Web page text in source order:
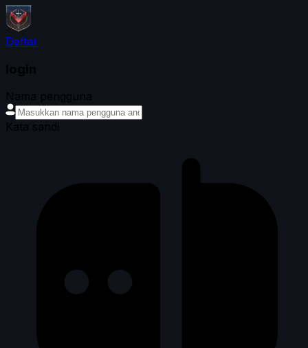
Daftar
login
Nama pengguna
Kata sandi